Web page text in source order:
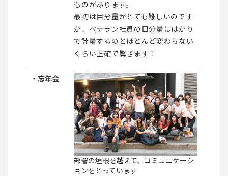
ものがあります。
最初は目分量がとても難しいのです
が、ベテラン社員の目分量ははかり
で計量するのとほとんど変わらない
くらい正確で驚きます！
・忘年会
部署の垣根を越えて、コミュニケーシ
ョンをとっています